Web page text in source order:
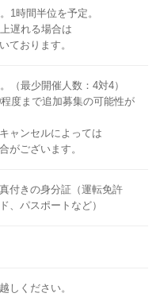
1時間半位を予定。
遅れる場合は
ております。
（最少開催人数：4対4）
度まで追加募集の可能性が
ャンセルによっては
がございます。
付きの身分証（運転免許
、パスポートなど）
しください。